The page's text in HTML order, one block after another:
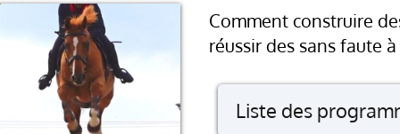
Comment construire
réussir des sans faute
Liste des